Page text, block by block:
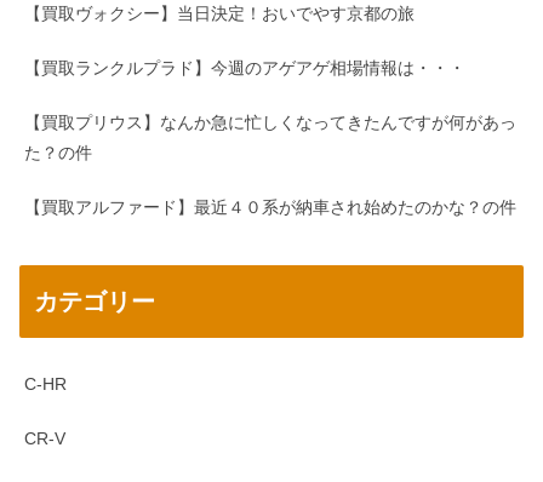
【買取ヴォクシー】当日決定！おいでやす京都の旅
【買取ランクルプラド】今週のアゲアゲ相場情報は・・・
【買取プリウス】なんか急に忙しくなってきたんですが何があっ
た？の件
【買取アルファード】最近４０系が納車され始めたのかな？の件
カテゴリー
C-HR
CR-V